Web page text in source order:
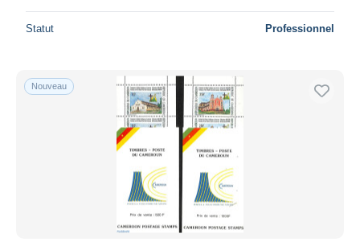
Statut Professionnel
Nouveau